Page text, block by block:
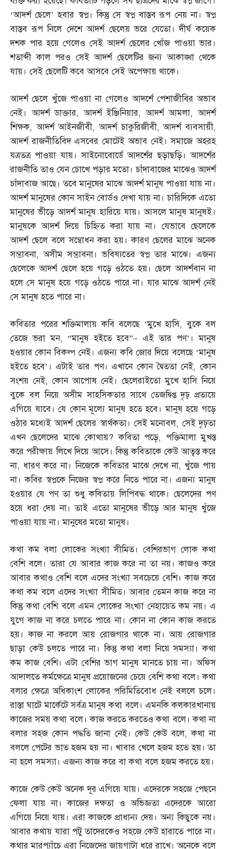
‘আদর্শ ছেলে’ হবার স্বপ্ন। কিন্তু সে স্বপ্ন বাস্তব রূপ নেয় না। স্বপ্ন
বাস্তব রূপ নিলে দেশে আদর্শ ছেলেয় ভরে যেতো। দীর্ঘ কয়েক
দশক পার হয়ে গেলেও সেই আদর্শ ছেলের খোঁজ পাওয়া ভার।
শতাব্দী কাল পরও সেই আদর্শ ছেলেটির জন্য আকাঙ্খা থেকে
যায়। সেই ছেলেটি কবে আসবে সেই অপেক্ষায় থাকে।
আদর্শ ছেলে খুঁজে পাওয়া না গেলেও আদর্শে পেশাজীবির অভাব
নেই। আদর্শ ডাক্তার,আদর্শ ইঞ্জিনিয়ার,আদর্শ আমলা,আদর্শ
শিক্ষক,আদর্শ আইনজীবী,আদর্শ চাকুরিজীবী,আদর্শ ব্যবসায়ী,
আদর্শ রাজনীতিবিদ এসবের মোটেই অভাব নেই। সমাজে অহরহ
যত্রতত্র পাওয়া যায়। সাইনোবোর্ডে আদর্শের ছড়াছড়ি। আদর্শের
রাজনীতি তাও যেন চোখে পড়ার মতো। চাঁদাবাজের মাঝেও আদর্শ
চাঁদাবাজ আছে। তবে মানুষের মাঝে আদর্শ মানুষ পাওয়া যায় না।
আদর্শ মানুষের কোন সাইন বোর্ডও দেখা যায় না। চারিদিকে এতো
মানুষের ভীড়ে আদর্শ মানুষ হারিয়ে যায়। আসলে মানুষ মানুষই।
মানুষকে আদর্শ দিয়ে চিহ্নিত করা যায় না। যেভাবে ছেলেকে
আদর্শ ছেলে বলে সম্বোধন করা হয়। কারণ ছেলের মাঝে অনেক
সম্ভাবনা,অসীম সম্ভাবনা। ভবিষ্যতের স্বপ্ন তার মাঝে। এজন্য
ছেলেকে আদর্শ ছেলে হয়ে গড়ে ওঠতে হয়। ছেলে আদর্শবান না
হলে সে মানুষ হয়ে গড়ে ওঠতে পারে না। যার মাঝে আদর্শ নেই
সে মানুষ হতে পারে না।
কবিতার পরের শক্তিমালায় কবি বলেছে ‘মুখে হাসি,বুকে বল
তেজে ভরা মন, “মানুষ হইতে হবে”–এই তার পণ’। মানুষ
হওয়ার কোন বিকল্প নেই। এজন্য কবি জোর দিয়ে বলেছে ‘মানুষ
হইতে হবে’। এটাই তার পণ। এখানে কোন দ্বৈততা নেই,কোন
সংশয় নেই, কোন আপোষ নেই। ছেলেরাইতো মুখে হাসি নিয়ে
বুকে বল নিয়ে অসীম সাহসিকতার সাথে তেজদ্বিপ্ত দৃঢ় প্রত্যয়ে
এগিয়ে যাবে। যে কোন মূল্যে মানুষ হতে হবে। মানুষ হয়ে গড়ে
ওঠার মধ্যেই আদর্শ ছেলের স্বার্থকতা। সেই মনোবল, সেই দৃঢ়তা
এখন ছেলেদের মাঝে কোথায়?কবিতা পড়ে, পক্তিমালা মুখস্ত
করে পরীক্ষায় লিখে দিয়ে আসে। কিন্তু কবিতাকে কেউ আত্বস্ত করে
না, ধারণ করে না। নিজেকে কবিতার মাঝে দেখে না, খুঁজে পায়
না। কবির স্বপ্নকে নিজের স্বপ্ন করে নিতে পারে না। এজন্য মানুষ
হওয়ার যে পণ তা শুধু কবিতায় লিপিবদ্ধ থাকে। ছেলেদের পণ
হয়ে ধরা দেয় না। তাই এতো মানুষের ভীড়ে আর মানুষ খুঁজে
পাওয়া যায় না। মানুষের মতো মানুষ।
কথা কম বলা লোকের সংখ্যা সীমিত। বেশিরভাগ লোক কথা
বেশি বলে। তারা যে আবার কাজ করে না তা নয়। কাজও করে
আবার কথাও বেশি বলে এদের সংখ্যা সবচেয়ে বেশি। কাজ করে
কথা কম বলে এদের সংখ্যা সীমিত। আবার তেমন কাজ করে না
কিন্তু কথা বেশি বলে এমন লোকের সংখ্যা নেহায়েত কম নয়। এ
যুগে কাজ না করে চলতে পারে না। কোন না কোন কাজ করতে
হয়। কাজ না করলে আয় রোজগার থাকে না। আয় রোজগার
ছাড়া কেউ চলতে পারে না। কিন্তু কথা বলা নিয়ে সমস্যা। কথা
কম কাজ বেশি। এটা বেশির ভাগ মানুষ মানতে চায় না। অফিস
আদালতে কর্মক্ষেত্রে মানুষ প্রয়োজনের চেয়ে বেশি কথা বলে। কথা
বলার ক্ষেত্রে অধিকাংশ লোকের পরিমিতিবোধ নেই বললে চলে।
রাস্তা ঘাটে মার্কেটে সর্বত্র মানুষ কথা বলে। এমনকি কলকারখানায়
কাজের সময় কথা বলে। কাজ করতে করতেও কথা বলে। কথা না
বলার সহজ কোন পদ্ধতি জানা নেই। কেউ কেউ বলে,কথা না
বললে পেটের ভাত হজম হয় না। খাবার খেলে হজম হতে হয়। তা
না হলে সমস্যা। এজন্য কাজ করে বা কথা বলে হজম করতে হয়।
কাজে কেউ কেউ অনেক দূর এগিয়ে যায়। এদেরকে সহজে পেছনে
ফেলা যায় না। কাজের দক্ষতা ও অভিজ্ঞতা এদেরকে আরো
এগিয়ে নিয়ে যায়। এরা কাজকে প্রাধান্য দেয়। অন্য কিছুকে নয়।
আবার কথায় যারা পটু তাদেরকেও সহজে কেউ হারাতে পারে না।
কথার মারপ্যাঁচে এরা নিজেদের জায়গাটা ধরে রাখে। অনেকে বলে